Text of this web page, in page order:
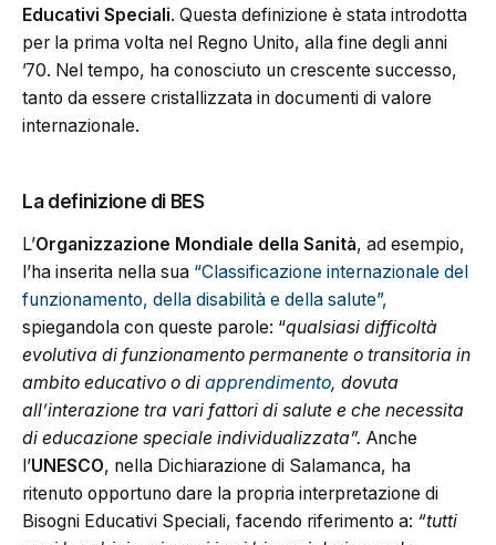
Educativi Speciali. Questa definizione è stata introdotta
per la prima volta nel Regno Unito, alla fine degli anni
’70. Nel tempo, ha conosciuto un crescente successo,
tanto da essere cristallizzata in documenti di valore
internazionale.
La definizione di BES
L’Organizzazione Mondiale della Sanità, ad esempio,
l’ha inserita nella sua “Classificazione internazionale del
funzionamento, della disabilità e della salute”,
spiegandola con queste parole: “qualsiasi difficoltà
evolutiva di funzionamento permanente o transitoria in
ambito educativo o di apprendimento, dovuta
all’interazione tra vari fattori di salute e che necessita
di educazione speciale individualizzata”. Anche
l’UNESCO, nella Dichiarazione di Salamanca, ha
ritenuto opportuno dare la propria interpretazione di
Bisogni Educativi Speciali, facendo riferimento a: “tutti